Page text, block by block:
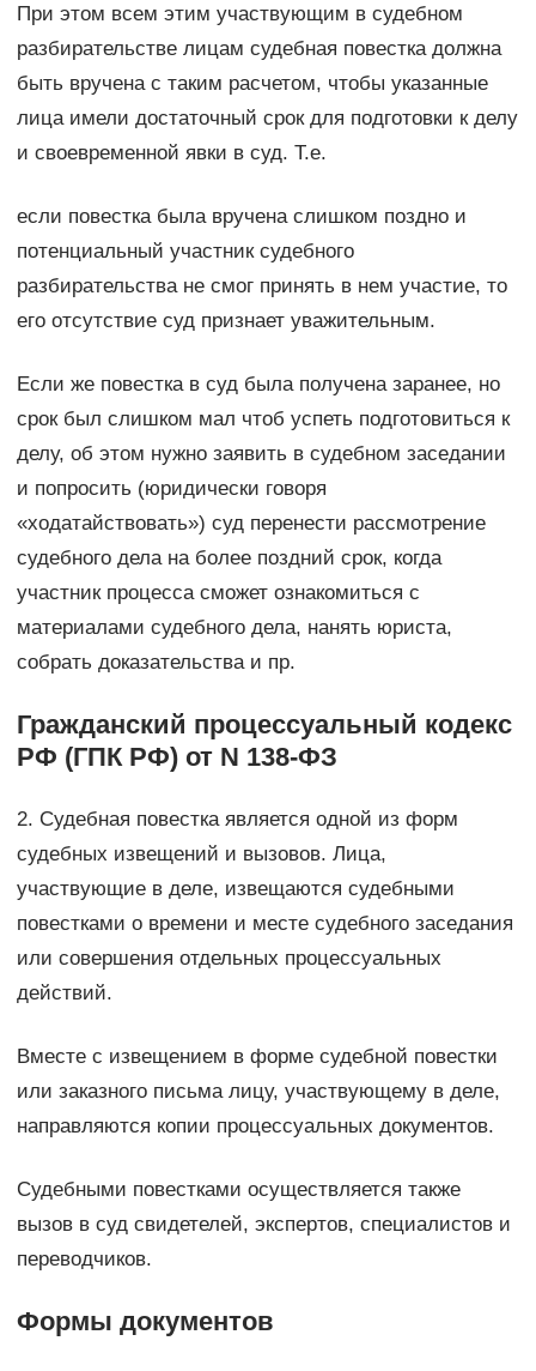
При этом всем этим участвующим в судебном
разбирательстве лицам судебная повестка должна
быть вручена с таким расчетом, чтобы указанные
лица имели достаточный срок для подготовки к делу
и своевременной явки в суд. Т.е.
если повестка была вручена слишком поздно и
потенциальный участник судебного
разбирательства не смог принять в нем участие, то
его отсутствие суд признает уважительным.
Если же повестка в суд была получена заранее, но
срок был слишком мал чтоб успеть подготовиться к
делу, об этом нужно заявить в судебном заседании
и попросить (юридически говоря
«ходатайствовать») суд перенести рассмотрение
судебного дела на более поздний срок, когда
участник процесса сможет ознакомиться с
материалами судебного дела, нанять юриста,
собрать доказательства и пр.
Гражданский процессуальный кодекс
РФ (ГПК РФ) от N 138-ФЗ
2. Судебная повестка является одной из форм
судебных извещений и вызовов. Лица,
участвующие в деле, извещаются судебными
повестками о времени и месте судебного заседания
или совершения отдельных процессуальных
действий.
Вместе с извещением в форме судебной повестки
или заказного письма лицу, участвующему в деле,
направляются копии процессуальных документов.
Судебными повестками осуществляется также
вызов в суд свидетелей, экспертов, специалистов и
переводчиков.
Формы документов